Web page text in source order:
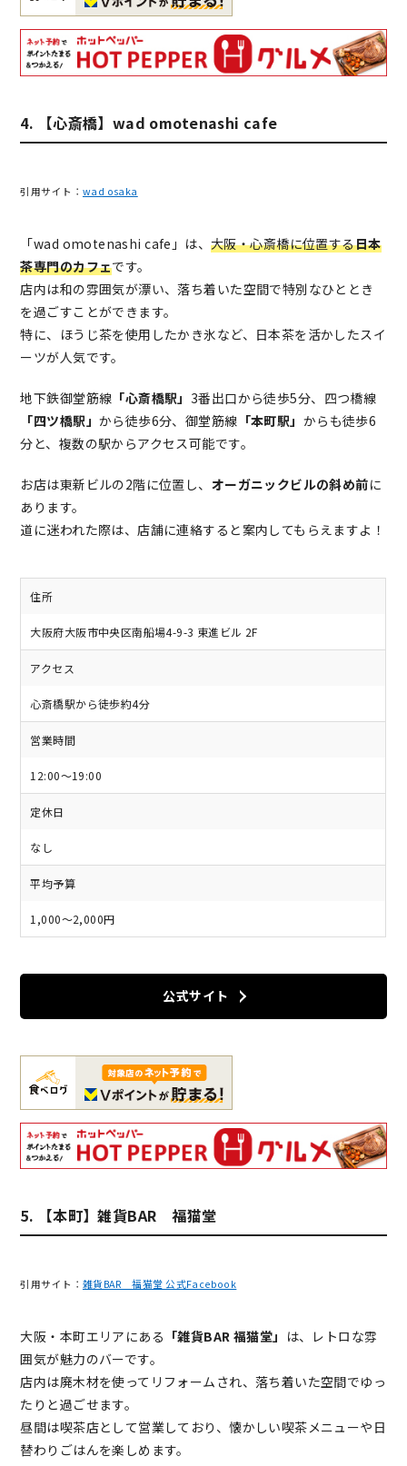
4. 【心斎橋】wad omotenashi cafe
引用サイト： wad osaka
「wad omotenashi cafe」は、大阪・心斎橋に位置する日本
茶専門のカフェです。
店内は和の雰囲気が漂い、落ち着いた空間で特別なひととき
を過ごすことができます。
特に、ほうじ茶を使用したかき氷など、日本茶を活かしたスイ
ーツが人気です。
地下鉄御堂筋線 「心斎橋駅」 3番出口から徒歩5分、四つ橋線
「四ツ橋駅」 から徒歩6分、御堂筋線 「本町駅」 からも徒歩6
分と、複数の駅からアクセス可能です。
お店は東新ビルの2階に位置し、 オーガニックビルの斜め前に
あります。
道に迷われた際は、店舗に連絡すると案内してもらえますよ！
住所
大阪府大阪市中央区南船場4-9-3 東進ビル 2F
アクセス
心斎橋駅から徒歩約4分
営業時間
12:00～19:00
定休日
なし
平均予算
1,000〜2,000円
公式サイト
5. 【本町】雑貨BAR 福猫堂
引用サイト： 雑貨BAR 福猫堂 公式Facebook
大阪・本町エリアにある 「雑貨BAR 福猫堂」 は、レトロな雰
囲気が魅力のバーです。
店内は廃木材を使ってリフォームされ、落ち着いた空間でゆっ
たりと過ごせます。
昼間は喫茶店として営業しており、懐かしい喫茶メニューや日
替わりごはんを楽しめます。